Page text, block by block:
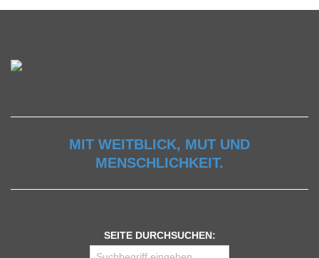
MIT WEITBLICK, MUT UND
MENSCHLICHKEIT.
SEITE DURCHSUCHEN: